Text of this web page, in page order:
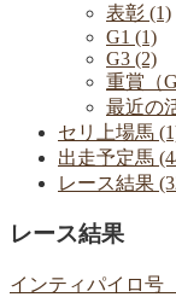
表彰 (1)
G1 (1)
G3 (2)
重賞（
最近の
セリ上場馬
出走予定馬
レース結果
レース結果
インティパイロ